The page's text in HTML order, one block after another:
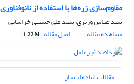
مقاوم‌سازی زره‌ها با استفاده از نانوفناوری
سید عباس وزیری، سید علی حسینی‌ خراسانی
مشاهده مقاله
اصل مقاله 1.22 M
مقالات آماده انتشار